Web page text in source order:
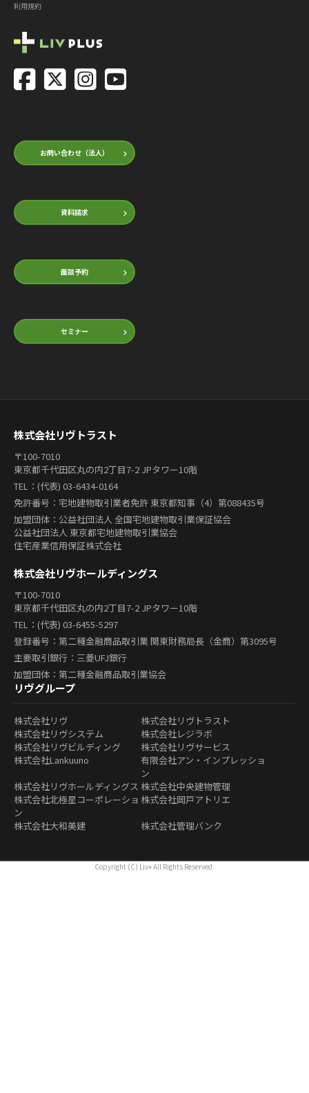
お問い合わせ（法人）
資料請求
面談予約
セミナー
利用規約
株式会社リヴトラスト
〒100-7010
東京都千代田区丸の内2丁目7-2 JPタワー10階
TEL：(代表) 03-6434-0164
免許番号：宅地建物取引業者免許 東京都知事（4）第088435号
加盟団体：公益社団法人 全国宅地建物取引業保証協会
公益社団法人 東京都宅地建物取引業協会
住宅産業信用保証株式会社
株式会社リヴホールディングス
〒100-7010
東京都千代田区丸の内2丁目7-2 JPタワー10階
TEL：(代表) 03-6455-5297
登録番号：第二種金融商品取引業 関東財務局長（金商）第3095号
主要取引銀行：三菱UFJ銀行
加盟団体：第二種金融商品取引業協会
リヴグループ
株式会社リヴ
株式会社リヴトラスト
株式会社リヴシステム
株式会社レジラボ
株式会社リヴビルディング
株式会社リヴサービス
株式会社Lankuuno
有限会社アン・インプレッショ
ン
株式会社リヴホールディングス 株式会社中央建物管理
株式会社北極星コーポレーショ
ン
株式会社岡戸アトリエ
株式会社大和美建
株式会社管理バンク
Copyright (C) Liv+ All Rights Reserved.